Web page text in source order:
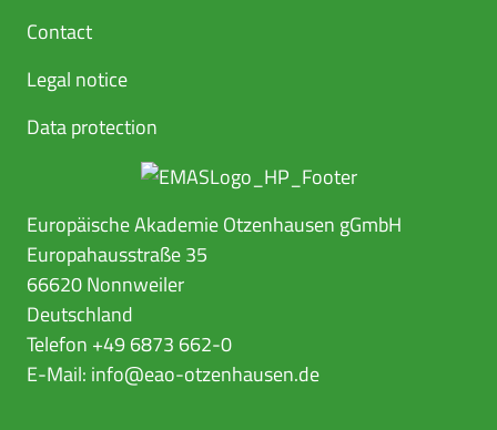
Contact
Legal notice
Data protection
Europäische Akademie Otzenhausen gGmbH
Europahausstraße 35
66620 Nonnweiler
Deutschland
Telefon +49 6873 662-0
E-Mail: info@eao-otzenhausen.de